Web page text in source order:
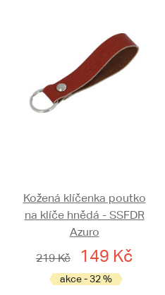
Kožená klíčenka poutko
na klíče hnědá - SSFDR
Azuro
219 Kč
149 Kč
akce - 32 %